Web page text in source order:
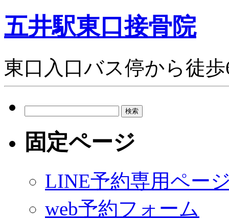
五井駅東口接骨院
東口入口バス停から徒
固定ページ
LINE予約専用ペー
web予約フォーム